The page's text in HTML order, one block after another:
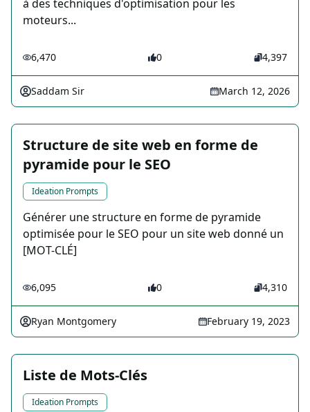
à des techniques d'optimisation pour les
moteurs...
6,470 0 4,397
Saddam Sir March 12, 2026
Structure de site web en forme de
pyramide pour le SEO
Ideation Prompts
Générer une structure en forme de pyramide
optimisée pour le SEO pour un site web donné un
[MOT-CLÉ]
6,095 0 4,310
Ryan Montgomery February 19, 2023
Liste de Mots-Clés
Ideation Prompts